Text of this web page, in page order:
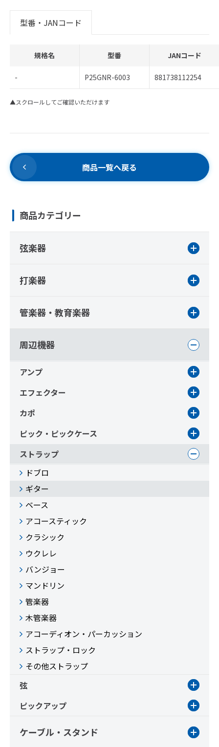
型番・JANコード
規格名 型番 JANコード
- P25GNR-6003 881738112254
▲スクロールしてご確認いただけます
商品一覧へ戻る
商品カテゴリー
弦楽器
打楽器
管楽器・教育楽器
周辺機器
アンプ
エフェクター
カポ
ピック・ピックケース
ストラップ
ドブロ
ギター
ベース
アコースティック
クラシック
ウクレレ
バンジョー
マンドリン
管楽器
木管楽器
アコーディオン・パーカッション
ストラップ・ロック
その他ストラップ
弦
ピックアップ
ケーブル・スタンド